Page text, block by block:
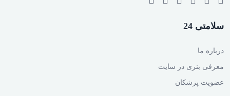
سلامتی 24
درباره ما
معرفی بنری در سایت
عضویت پزشکان